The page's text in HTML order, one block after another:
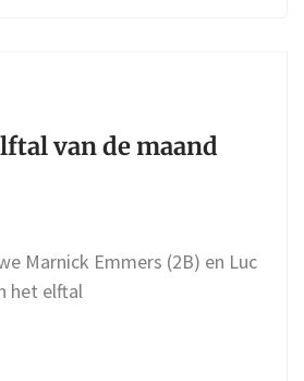
van de maand
Marnick Emmers (2B) en Luc
het elftal